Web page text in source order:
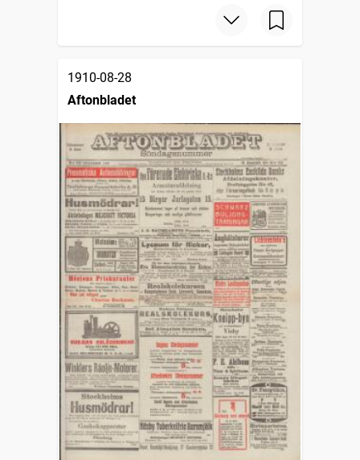
1910-08-28
Aftonbladet